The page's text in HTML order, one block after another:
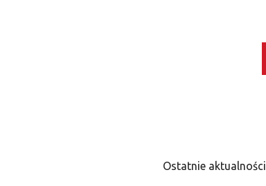
Ostatnie aktualności